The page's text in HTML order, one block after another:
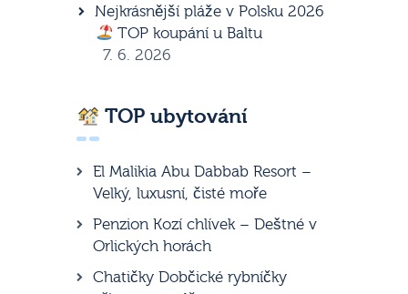
Nejkrásnější pláže v Polsku 2026
TOP koupání u Baltu
7. 6. 2026
TOP ubytování
El Malikia Abu Dabbab Resort –
Velký, luxusní, čisté moře
Penzion Kozí chlívek – Deštné v
Orlických horách
Chatičky Dobčické rybníčky